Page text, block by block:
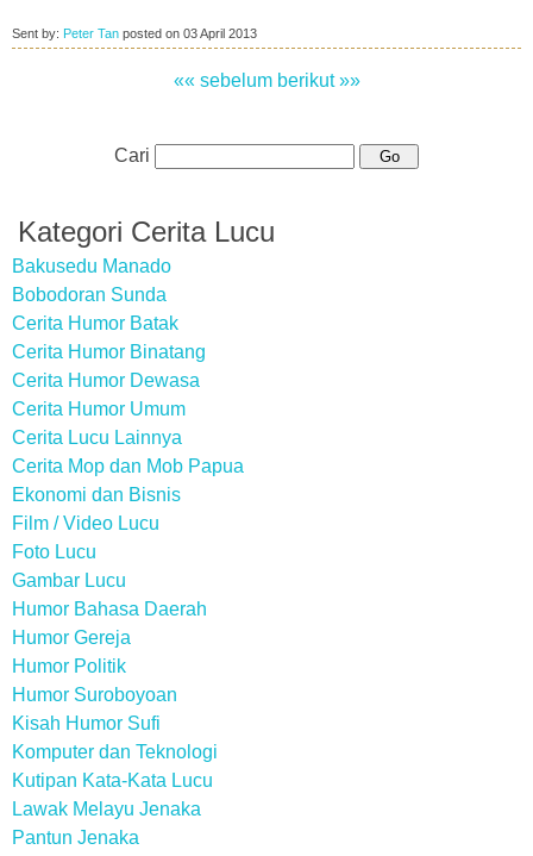
Sent by: Peter Tan posted on 03 April 2013
«« sebelum berikut »»
Cari
Kategori Cerita Lucu
Bakusedu Manado
Bobodoran Sunda
Cerita Humor Batak
Cerita Humor Binatang
Cerita Humor Dewasa
Cerita Humor Umum
Cerita Lucu Lainnya
Cerita Mop dan Mob Papua
Ekonomi dan Bisnis
Film / Video Lucu
Foto Lucu
Gambar Lucu
Humor Bahasa Daerah
Humor Gereja
Humor Politik
Humor Suroboyoan
Kisah Humor Sufi
Komputer dan Teknologi
Kutipan Kata-Kata Lucu
Lawak Melayu Jenaka
Pantun Jenaka